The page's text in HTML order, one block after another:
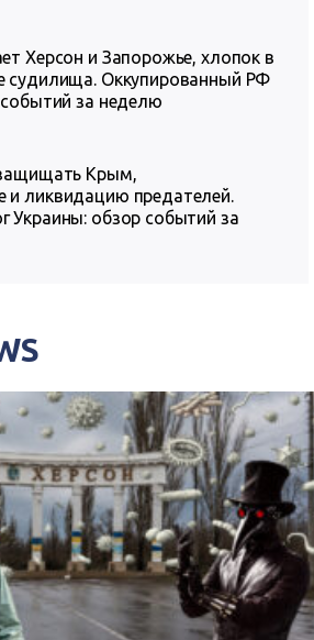
Херсон и Запорожье, хлопок в
судилища. Оккупированный РФ
за неделю
Крым,
и ликвидацию предателей.
Украины: обзор событий за